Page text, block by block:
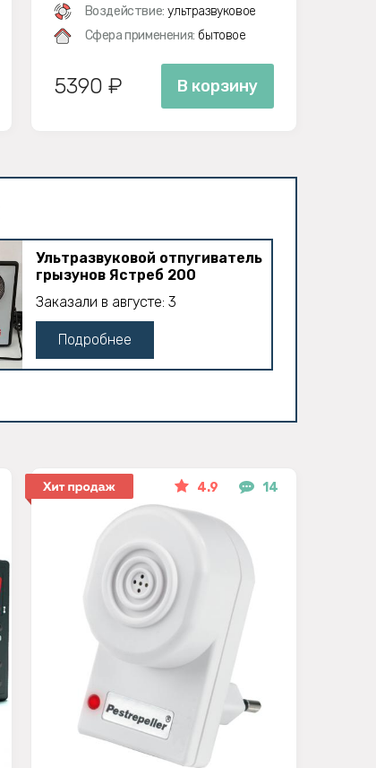
Воздействие: ультразвуковое
Сфера применения: бытовое
5390 ₽ В корзину
Ультразвуковой отпугиватель
грызунов Ястреб 200
Заказали в августе: 3
Подробнее
4.9 14